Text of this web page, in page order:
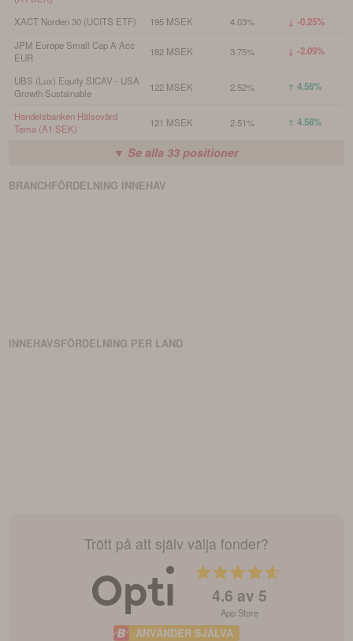
XACT Norden 30 (UCITS ETF) 195 MSEK 4.03% ↓ -0.25%
JPM Europe Small Cap A Acc
EUR
182 MSEK 3.75% ↓ -2.09%
UBS (Lux) Equity SICAV - USA
Growth Sustainable
122 MSEK 2.52% ↑ 4.56%
Handelsbanken Hälsovård
Tema (A1 SEK)
121 MSEK 2.51% ↑ 4.58%
▼ Se alla33 positioner
BRANCHFÖRDELNING INNEHAV
INNEHAVSFÖRDELNING PER LAND
Trött på att själv välja fonder?
4.6 av 5
App Store
ANVÄNDER SJÄLVA